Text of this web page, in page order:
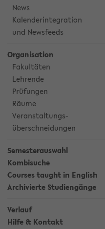
News
Kalenderintegration
und Newsfeeds
Organisation
Fakultäten
Lehrende
Prüfungen
Räume
Veranstaltungs-
überschneidungen
Semesterauswahl
Kombisuche
Courses taught in English
Archivierte Studiengänge
Verlauf
Hilfe & Kontakt